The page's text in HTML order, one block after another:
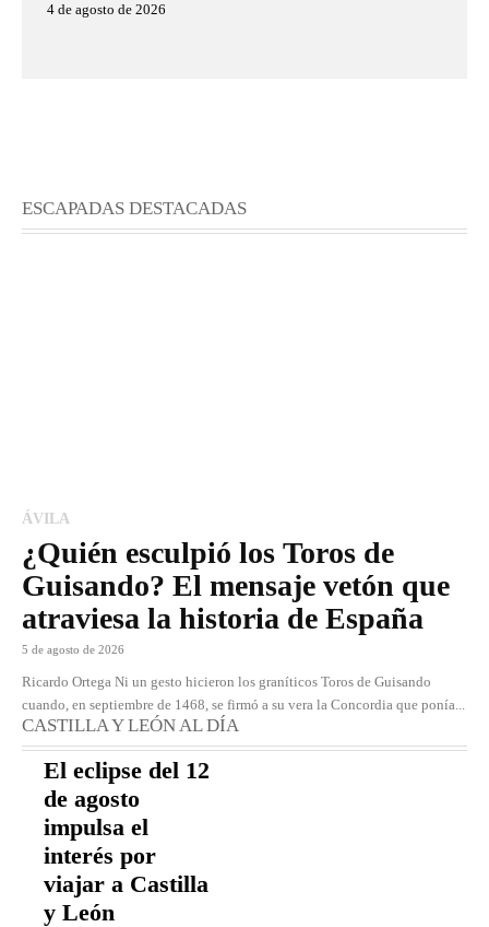
4 de agosto de 2026
ESCAPADAS DESTACADAS
ÁVILA
¿Quién esculpió los Toros de
Guisando? El mensaje vetón que
atraviesa la historia de España
5 de agosto de 2026
Ricardo Ortega Ni un gesto hicieron los graníticos Toros de Guisando
cuando, en septiembre de 1468, se firmó a su vera la Concordia que ponía...
CASTILLA Y LEÓN AL DÍA
El eclipse del 12
de agosto
impulsa el
interés por
viajar a Castilla
y León